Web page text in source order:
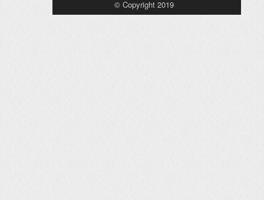
© Copyright 2019